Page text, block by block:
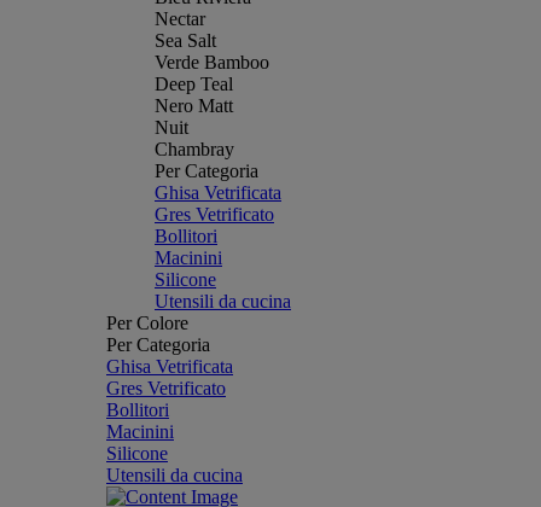
Nectar
Sea Salt
Verde Bamboo
Deep Teal
Nero Matt
Nuit
Chambray
Per Categoria
Ghisa Vetrificata
Gres Vetrificato
Bollitori
Macinini
Silicone
Utensili da cucina
Per Colore
Per Categoria
Ghisa Vetrificata
Gres Vetrificato
Bollitori
Macinini
Silicone
Utensili da cucina